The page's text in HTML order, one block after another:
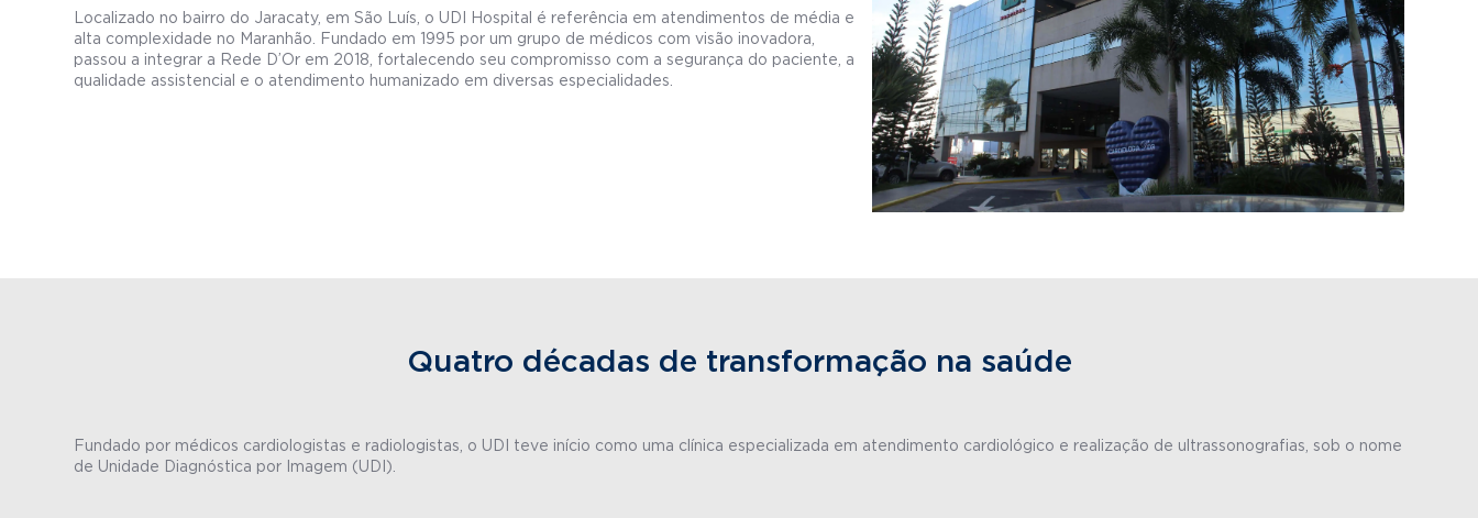
Localizado no bairro do Jaracaty, em São Luís, o UDI Hospital é referência em atendimentos de média e
alta complexidade no Maranhão. Fundado em 1995 por um grupo de médicos com visão inovadora,
passou a integrar a Rede D’Or em 2018, fortalecendo seu compromisso com a segurança do paciente, a
qualidade assistencial e o atendimento humanizado em diversas especialidades.
Quatro décadas de transformação na saúde
Fundado por médicos cardiologistas e radiologistas, o UDI teve início como uma clínica especializada em atendimento cardiológico e realização de ultrassonografias, sob o nome
de Unidade Diagnóstica por Imagem (UDI).